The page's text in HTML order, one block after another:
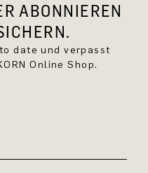
ABONNIEREN
date und verpasst
Online Shop.